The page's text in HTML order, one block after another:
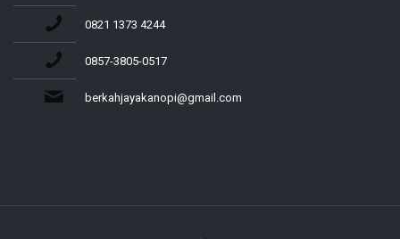
0821 1373 4244
0857-3805-0517
berkahjayakanopi@gmail.com